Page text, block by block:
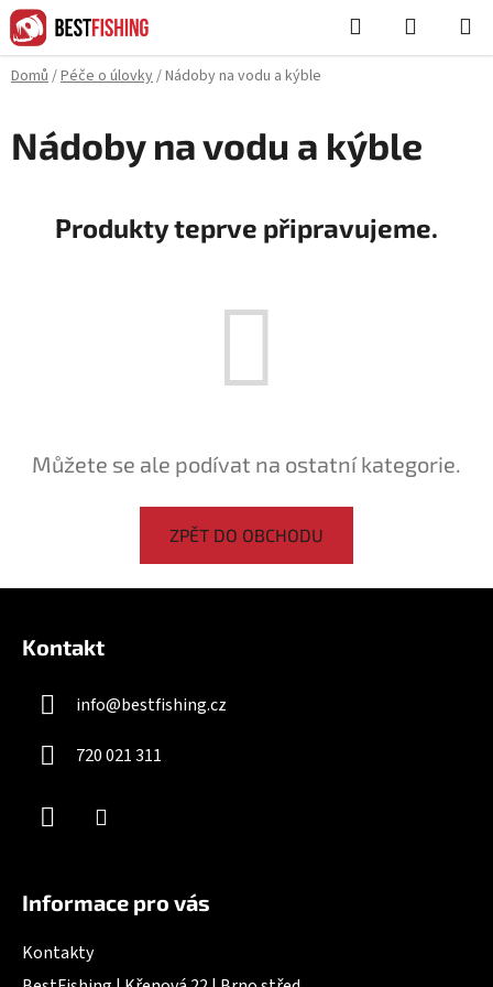
Přejít
na
obsah
Hledat
KOŠÍK
Domů/Péče o úlovky/Nádoby na vodu a kýble
Nádoby na vodu a kýble
Produkty teprve připravujeme.
Můžete se ale podívat na ostatní kategorie.
ZPĚT DO OBCHODU
Kontakt
info@bestfishing.cz
720 021 311
Informace pro vás
Kontakty